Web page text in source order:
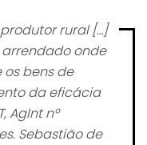
rural […]
onde
bens de
da eficácia
AgInt nº
Sebastião de